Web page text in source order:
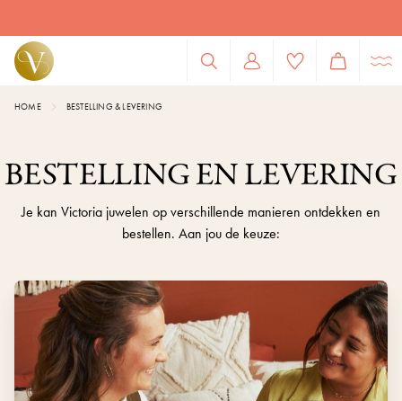
HOME BESTELLING & LEVERING
BESTELLING EN LEVERING
Je kan Victoria juwelen op verschillende manieren ontdekken en
bestellen. Aan jou de keuze: